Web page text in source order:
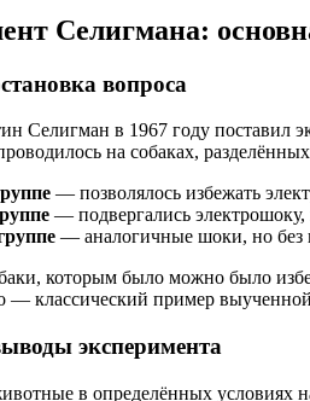
Селигмана:
вопроса
Селигман в 1967 году поставил
на собаках,
— позволялось избежать
— подвергались
— аналогичные шоки, но без
которым было можно было
— классический пример
эксперимента
в определённых условиях